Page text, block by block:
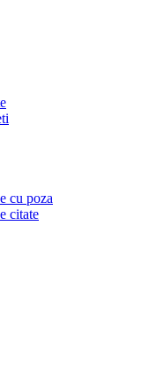
cu poza
citate